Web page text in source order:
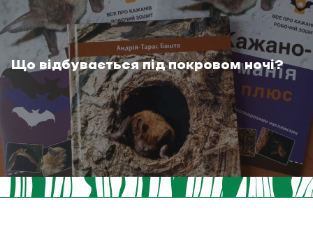
Що відбувається під покровом ночі?